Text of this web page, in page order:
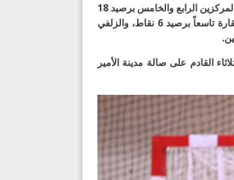
وبعد ختام الجولة، تشارك فرق النور ومضر والخليج صدارة الترتيب برصيد 24 نقطة لكلً منهم، يتبعهما فريقا الهدى الصفا في المركزين الرابع والخامس برصيد 18
نقطة، وبعدهم الأهلي سادساً برصيد 16 نقطة، ثم الوحدة سابعاً برصيد 14 نقطة، ويحل الترجي ثامناً برصيد 11 نقطة، ثم القارة تاسعاً برصيد 6 نقاط، والزلفي
القادم على صالة مدينة الأمير